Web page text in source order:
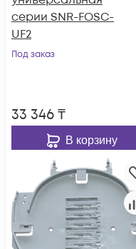
серии SNR-FOSC-
UF2
Под заказ
33 346₸
В корзину